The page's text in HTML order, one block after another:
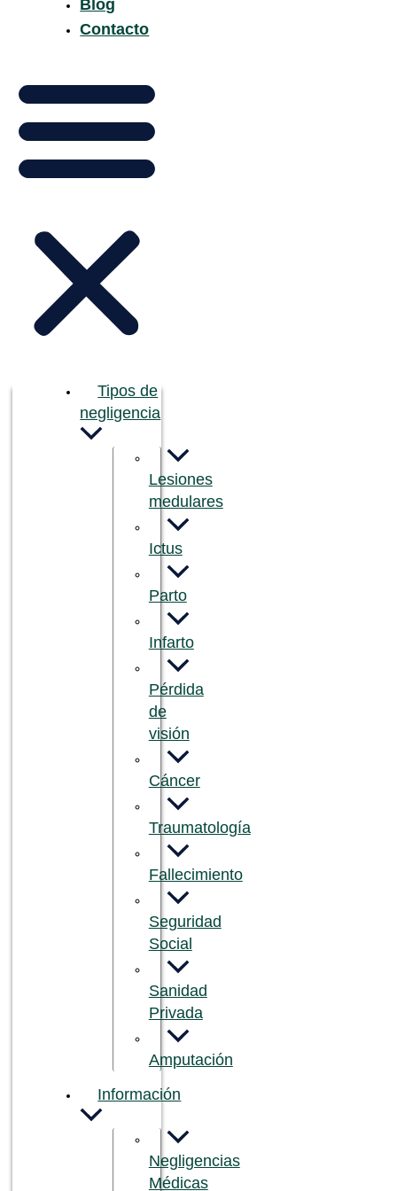
Blog
Contacto
Tipos de
negligencia
Lesiones
medulares
Ictus
Parto
Infarto
Pérdida
de
visión
Cáncer
Traumatología
Fallecimiento
Seguridad
Social
Sanidad
Privada
Amputación
Información
Negligencias
Médicas